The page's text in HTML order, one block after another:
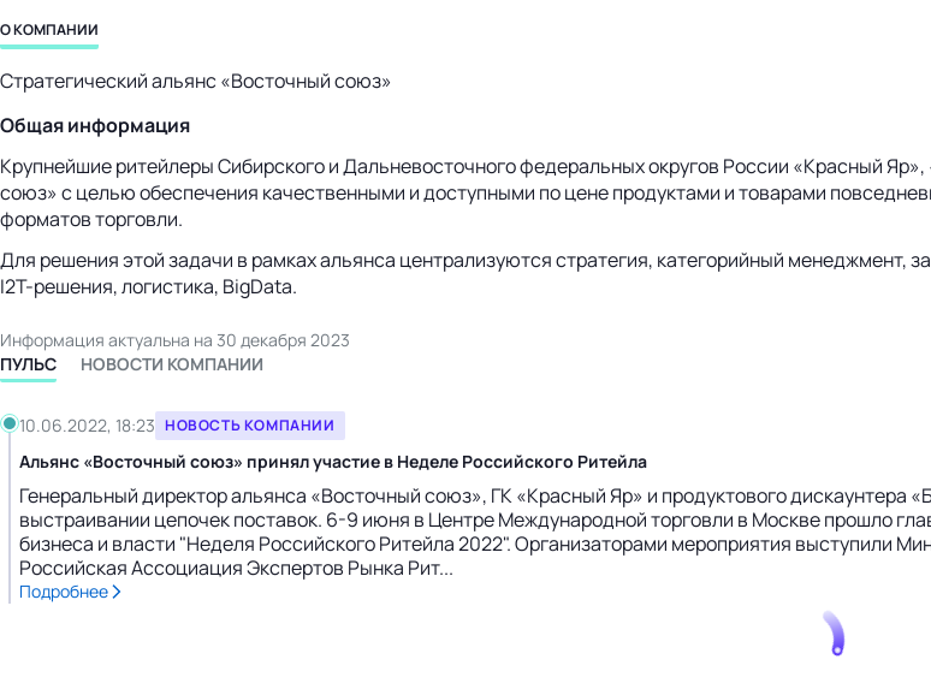
бизнес-центр
О КОМПАНИИ
Стратегический альянс «Восточный союз»
Общая информация
Крупнейшие ритейлеры Сибирского и Дальневосточного федеральных округов России «Красный
союз» с целью обеспечения качественными и доступными по цене продуктами и товарами
форматов торговли.
Для решения этой задачи в рамках альянса централизуются стратегия, категорийный менеджмент,
I2T-решения, логистика, BigData.
Информация актуальна на 30 декабря 2023
ПУЛЬС
НОВОСТИ КОМПАНИИ
10.06.2022, 18:23 НОВОСТЬ КОМПАНИИ
Альянс «Восточный союз» принял участие в Неделе Российского Ритейла
Генеральный директор альянса «Восточный союз», ГК «Красный Яр» и продуктового дискаунтера
выстраивании цепочек поставок. 6-9 июня в Центре Международной торговли в Москве прошло
бизнеса и власти "Неделя Российского Ритейла 2022". Организаторами мероприятия выступили
Российская Ассоциация Экспертов Рынка Рит...
Подробнее